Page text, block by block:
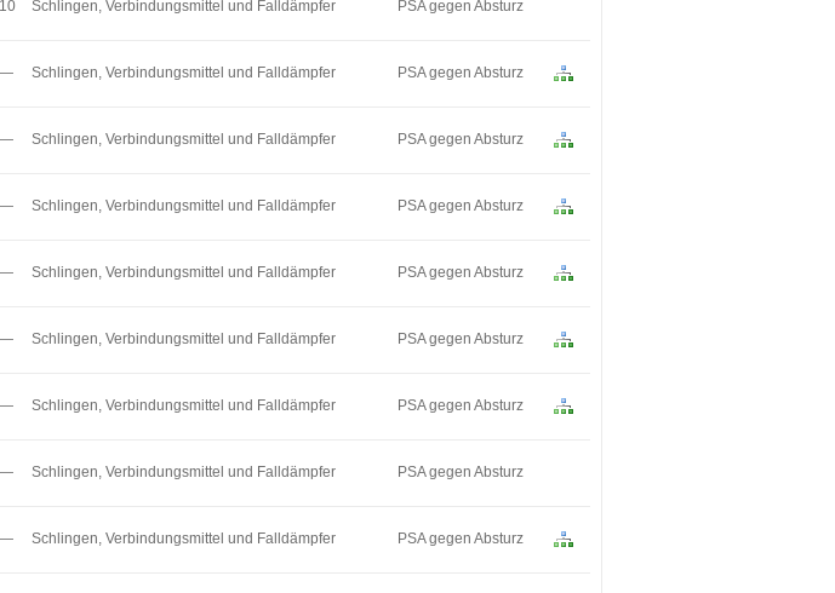
10 Schlingen, Verbindungsmittel und Falldämpfer PSA gegen Absturz
— Schlingen, Verbindungsmittel und Falldämpfer PSA gegen Absturz
— Schlingen, Verbindungsmittel und Falldämpfer PSA gegen Absturz
— Schlingen, Verbindungsmittel und Falldämpfer PSA gegen Absturz
— Schlingen, Verbindungsmittel und Falldämpfer PSA gegen Absturz
— Schlingen, Verbindungsmittel und Falldämpfer PSA gegen Absturz
— Schlingen, Verbindungsmittel und Falldämpfer PSA gegen Absturz
— Schlingen, Verbindungsmittel und Falldämpfer PSA gegen Absturz
— Schlingen, Verbindungsmittel und Falldämpfer PSA gegen Absturz